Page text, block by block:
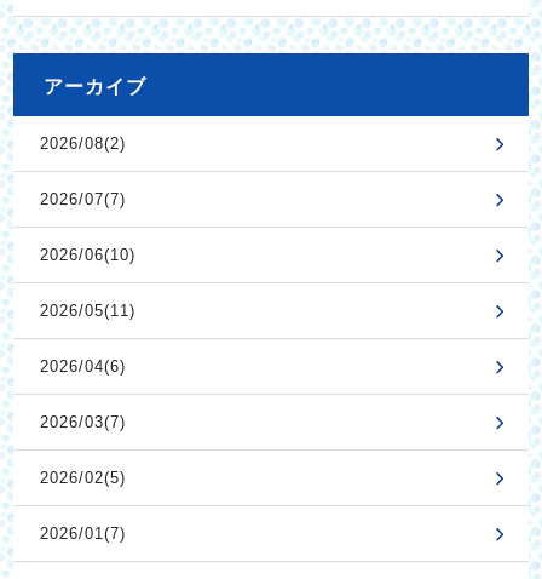
アーカイブ
2026/08(2)
2026/07(7)
2026/06(10)
2026/05(11)
2026/04(6)
2026/03(7)
2026/02(5)
2026/01(7)